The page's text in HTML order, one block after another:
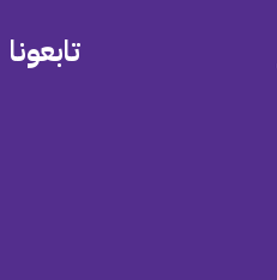
تابعونا